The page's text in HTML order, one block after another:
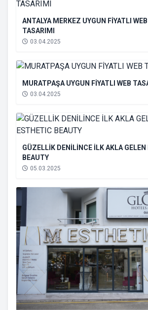
ANTALYA MERKEZ UYGUN FİYATLI
TASARIMI
03.04.2025
MURATPAŞA UYGUN FİYATLI WEB
03.04.2025
GÜZELLİK DENİLİNCE İLK AKLA
BEAUTY
05.03.2025